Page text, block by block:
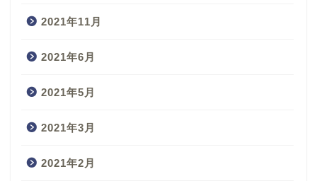
2021年11月
2021年6月
2021年5月
2021年3月
2021年2月